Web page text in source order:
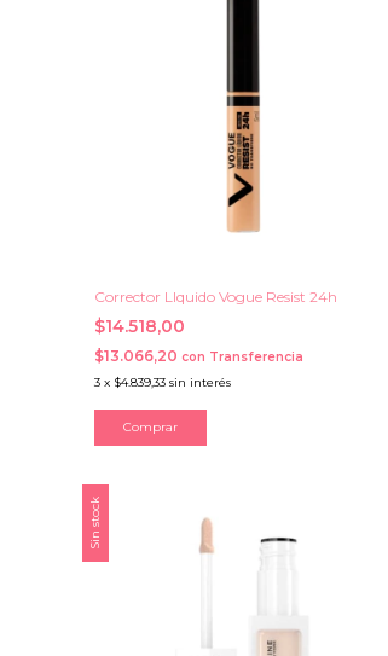
Corrector LIquido Vogue Resist 24h
$14.518,00
$13.066,20 con Transferencia
3 x $4.839,33 sin interés
Comprar
Sin stock